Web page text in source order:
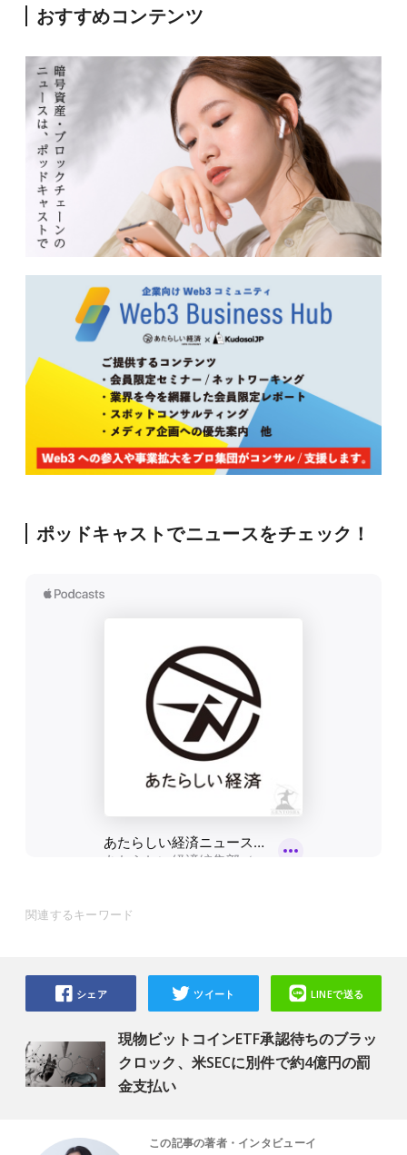
おすすめコンテンツ
ポッドキャストでニュースをチェック！
関連するキーワード
現物ビットコインETF承認待ちのブラッ
クロック、米SECに別件で約4億円の罰
金支払い
シェア ツイート LINEで送る
この記事の著者・インタビューイ